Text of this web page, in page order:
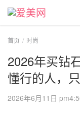
首页 时尚
2026年买钻
懂行的人，
2026年6月11日